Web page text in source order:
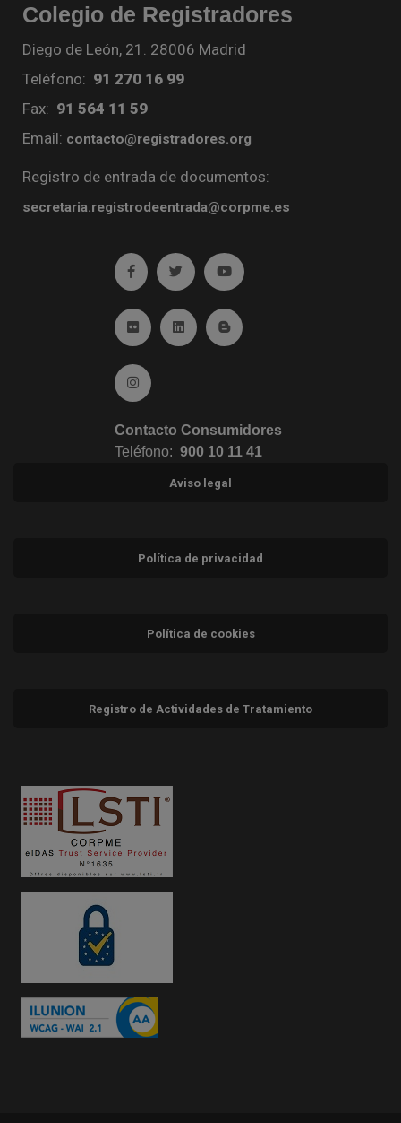
Colegio de Registradores
Diego de León, 21. 28006 Madrid
Teléfono: 91 270 16 99
Fax: 91 564 11 59
Email: contacto@registradores.org
Registro de entrada de documentos:
secretaria.registrodeentrada@corpme.es
Ir a facebook (abre en ventana nueva)
Ir a twitter (abre en ventana nueva)
Ir a YouTube (abre en
Ir a Flickr (abre en ventana nueva)
Ir a Linkedin (abre en ventana nueva)
Ir al Blog (abre en ventana
Ir a Instagram (abre en ventana nueva)
Contacto Consumidores
Teléfono: 900 10 11 41
Aviso legal
Política de privacidad
Política de cookies
Registro de Actividades de Tratamiento